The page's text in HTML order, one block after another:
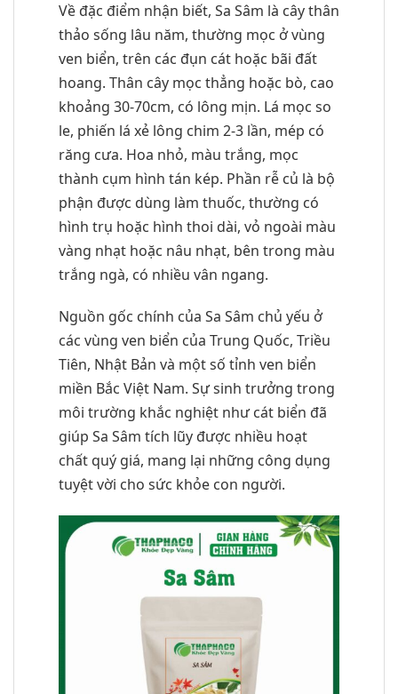
Về đặc điểm nhận biết, Sa Sâm là cây thân
thảo sống lâu năm, thường mọc ở vùng
ven biển, trên các đụn cát hoặc bãi đất
hoang. Thân cây mọc thẳng hoặc bò, cao
khoảng 30-70cm, có lông mịn. Lá mọc so
le, phiến lá xẻ lông chim 2-3 lần, mép có
răng cưa. Hoa nhỏ, màu trắng, mọc
thành cụm hình tán kép. Phần rễ củ là bộ
phận được dùng làm thuốc, thường có
hình trụ hoặc hình thoi dài, vỏ ngoài màu
vàng nhạt hoặc nâu nhạt, bên trong màu
trắng ngà, có nhiều vân ngang.
Nguồn gốc chính của Sa Sâm chủ yếu ở
các vùng ven biển của Trung Quốc, Triều
Tiên, Nhật Bản và một số tỉnh ven biển
miền Bắc Việt Nam. Sự sinh trưởng trong
môi trường khắc nghiệt như cát biển đã
giúp Sa Sâm tích lũy được nhiều hoạt
chất quý giá, mang lại những công dụng
tuyệt vời cho sức khỏe con người.